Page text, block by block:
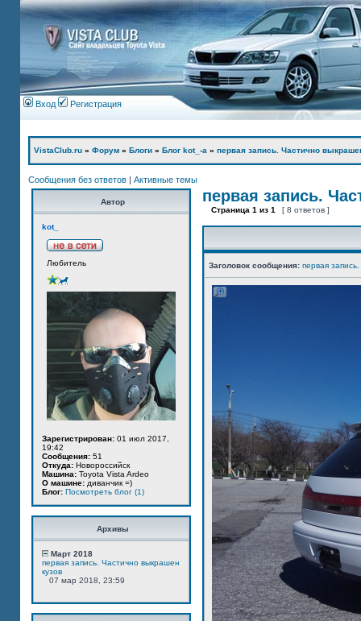
Вход Регистрация
VistaClub.ru » Форум » Блоги » Блог kot_-а » первая запись. Частично
Сообщения без ответов | Активные темы
Автор
kot_
Любитель
Зарегистрирован: 01 июл 2017,
19:42
Сообщения: 51
Откуда: Новороссийск
Машина: Toyota Vista Ardeo
О машине: диванчик =)
Блог: Посмотреть блог (1)
Архивы
Март 2018
первая запись. Частично выкрашен
кузов
07 мар 2018, 23:59
первая запись.
Страница 1 из 1 [ 8 ответов ]
Заголовок сообщения: первая